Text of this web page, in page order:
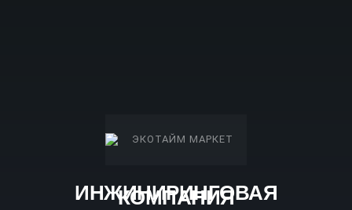
ИНЖИНИРИНГОВАЯ
КОМПАНИЯ